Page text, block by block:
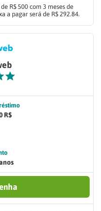
R$ 500 com 3 meses de
a pagar será de R$ 292.84.
R$